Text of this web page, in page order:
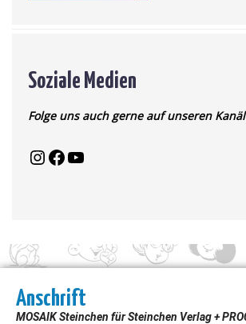
Soziale Medien
Folge uns auch gerne auf unseren
Anschrift
MOSAIK Steinchen für Steinchen Verlag +